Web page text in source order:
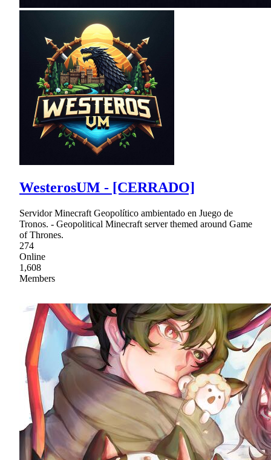
WesterosUM - [CERRADO]
Servidor Minecraft Geopolítico ambientado en Juego de
Tronos. - Geopolitical Minecraft server themed around Game
of Thrones.
274
Online
1,608
Members